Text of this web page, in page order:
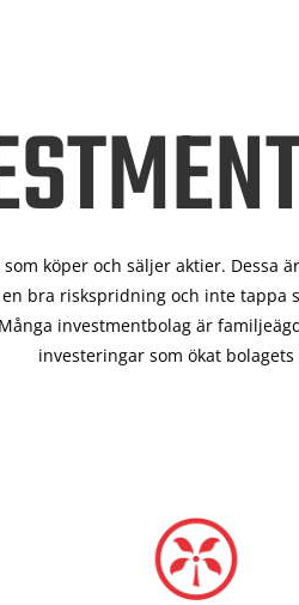
köper och säljer aktier. Dessa
bra riskspridning och inte tappa
investmentbolag är
investeringar som ökat bolagets